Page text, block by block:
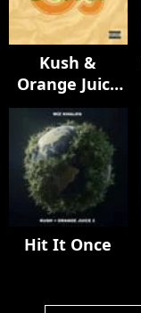
Kush &
Orange Juice
(15th
Anniversary)
Hit It Once